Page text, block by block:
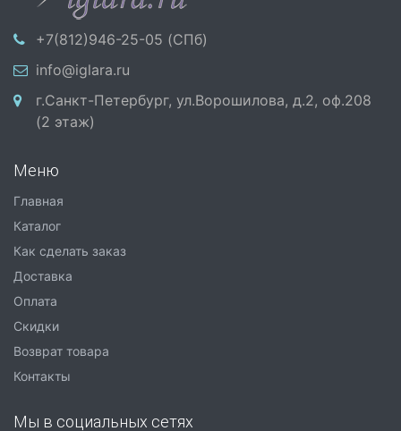
+7(812)946-25-05 (СПб)
info@iglara.ru
г.Санкт-Петербург, ул.Ворошилова, д.2, оф.208
(2 этаж)
Меню
Главная
Каталог
Как сделать заказ
Доставка
Оплата
Скидки
Возврат товара
Контакты
Мы в социальных сетях